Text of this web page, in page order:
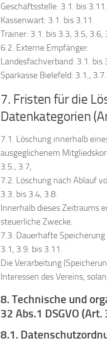
Geschäftsstelle: 3.1. bis 3.11.
Kassenwart: 3.1. bis 3.11.
Trainer: 3.1. bis 3.3, 3.5, 3.6,
6.2. Externe Empfänger:
Landesfachverband: 3.1.
Sparkasse Bielefeld: 3.1., 3.7.
7. Fristen für die
Datenkategorien
7.1. Löschung innerhalb
ausgeglichenem
3.5., 3.7,
7.2. Löschung nach Ablauf
3.3. bis 3.4, 3.8.
Innerhalb dieses Zeitraums
steuerliche Zwecke.
7.3. Dauerhafte
3.1, 3.9. bis 3.11.
Die Verarbeitung
Interessen des Vereins,
8. Technische und
32 Abs.1 DSGVO (Art.
8.1.